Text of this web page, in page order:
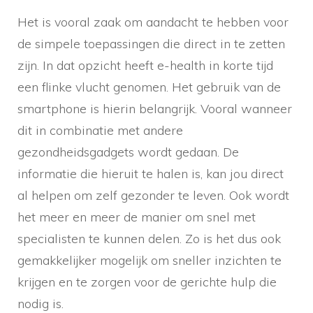
Het is vooral zaak om aandacht te hebben voor
de simpele toepassingen die direct in te zetten
zijn. In dat opzicht heeft e-health in korte tijd
een flinke vlucht genomen. Het gebruik van de
smartphone is hierin belangrijk. Vooral wanneer
dit in combinatie met andere
gezondheidsgadgets wordt gedaan. De
informatie die hieruit te halen is, kan jou direct
al helpen om zelf gezonder te leven. Ook wordt
het meer en meer de manier om snel met
specialisten te kunnen delen. Zo is het dus ook
gemakkelijker mogelijk om sneller inzichten te
krijgen en te zorgen voor de gerichte hulp die
nodig is.